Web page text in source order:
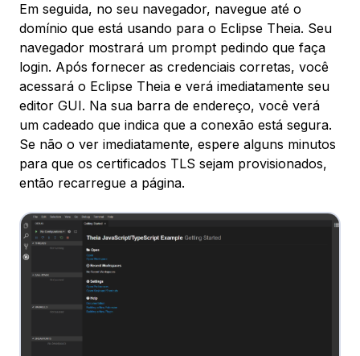
Em seguida, no seu navegador, navegue até o
domínio que está usando para o Eclipse Theia. Seu
navegador mostrará um prompt pedindo que faça
login. Após fornecer as credenciais corretas, você
acessará o Eclipse Theia e verá imediatamente seu
editor GUI. Na sua barra de endereço, você verá
um cadeado que indica que a conexão está segura.
Se não o ver imediatamente, espere alguns minutos
para que os certificados TLS sejam provisionados,
então recarregue a página.